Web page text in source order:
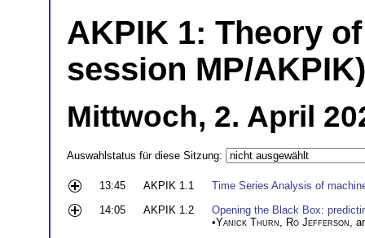
AKPIK 1: Theory
session MP/AKPIK)
Mittwoch, 2. April
Auswahlstatus für diese Sitzung:
13:45 AKPIK 1.1
Time Series Analysis of
14:05
AKPIK 1.2
Opening the Black Box:
•Yanick Thurn Ro Jefferson ,